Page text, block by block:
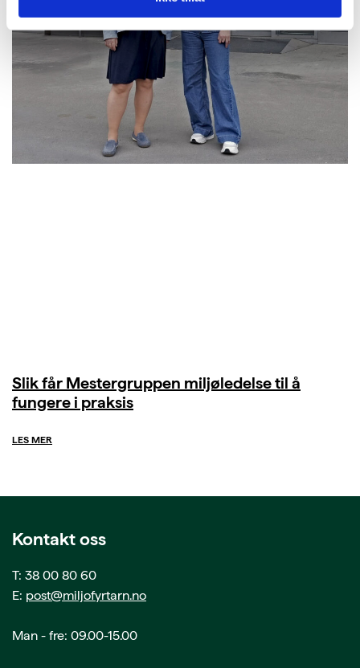
Slik får Mestergruppen miljøledelse til å
fungere i praksis
LES MER
Kontakt oss
T: 38 00 80 60
E: post@miljofyrtarn.no
Man - fre: 09.00-15.00